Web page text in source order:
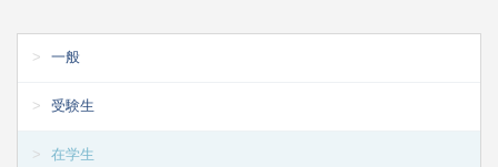
一般
受験生
在学生